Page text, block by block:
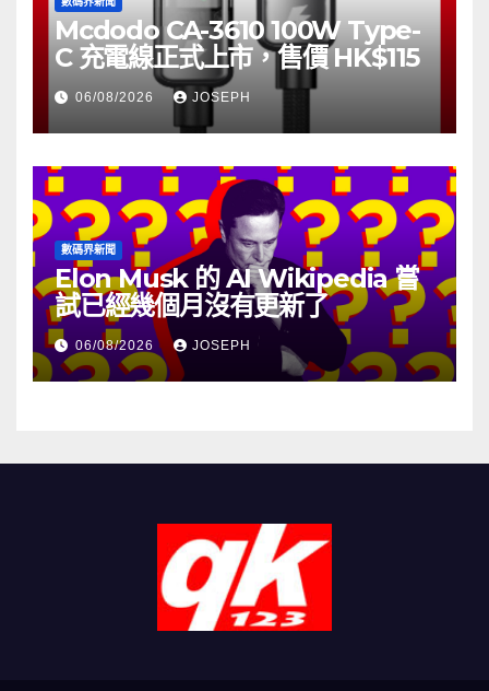
Mcdodo CA-3610 100W Type-
C 充電線正式上市，售價 HK$115
06/08/2026 JOSEPH
數碼界新聞
Elon Musk 的 AI Wikipedia 嘗
試已經幾個月沒有更新了
06/08/2026 JOSEPH